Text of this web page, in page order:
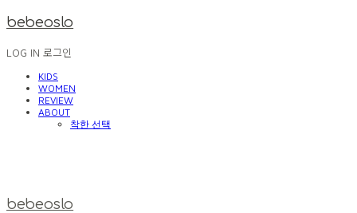
bebeoslo
LOG IN 로그인
KIDS
WOMEN
REVIEW
ABOUT
착한 선택
bebeoslo